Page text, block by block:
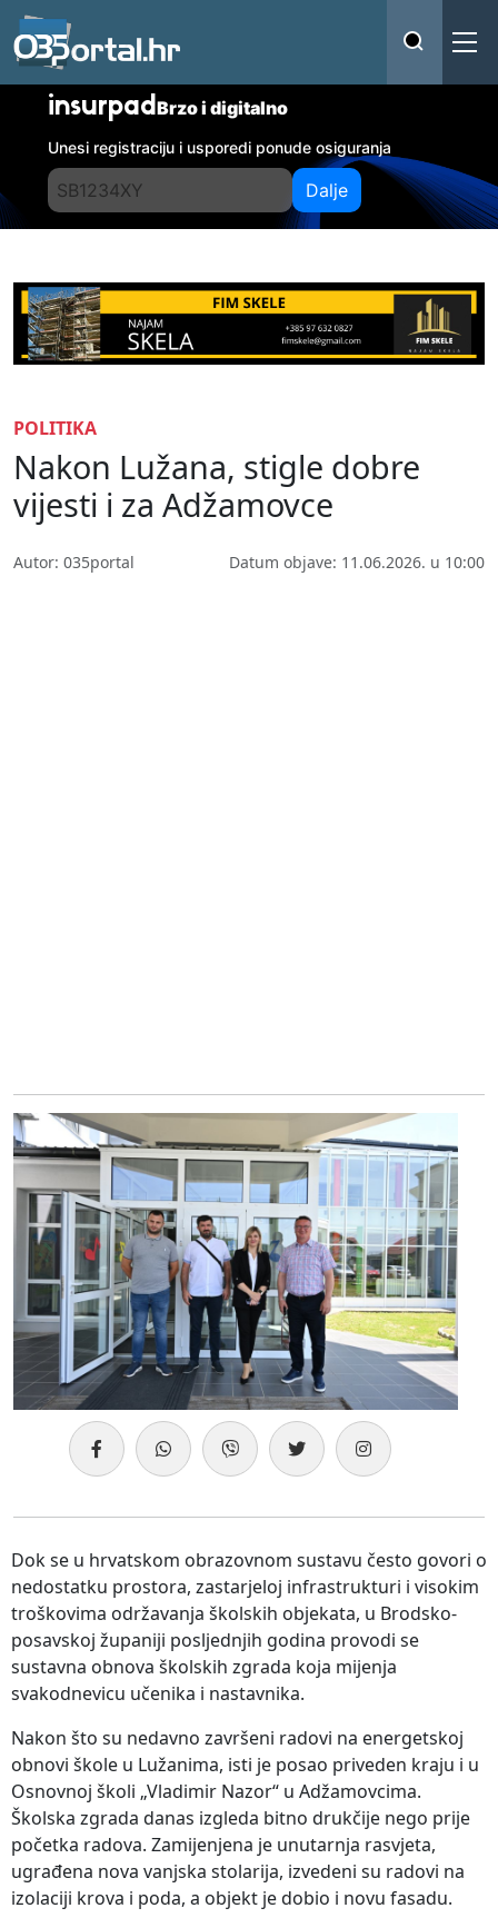
insurpadBrzo i digitalno
Unesi registraciju i usporedi ponude osiguranja
Dalje
POLITIKA
Nakon Lužana, stigle dobre
vijesti i za Adžamovce
Autor: 035portal Datum objave: 11.06.2026. u 10:00
Dok se u hrvatskom obrazovnom sustavu često govori o
nedostatku prostora, zastarjeloj infrastrukturi i visokim
troškovima održavanja školskih objekata, u Brodsko-
posavskoj županiji posljednjih godina provodi se
sustavna obnova školskih zgrada koja mijenja
svakodnevicu učenika i nastavnika.
Nakon što su nedavno završeni radovi na energetskoj
obnovi škole u Lužanima, isti je posao priveden kraju i u
Osnovnoj školi „Vladimir Nazor“ u Adžamovcima.
Školska zgrada danas izgleda bitno drukčije nego prije
početka radova. Zamijenjena je unutarnja rasvjeta,
ugrađena nova vanjska stolarija, izvedeni su radovi na
izolaciji krova i poda, a objekt je dobio i novu fasadu.